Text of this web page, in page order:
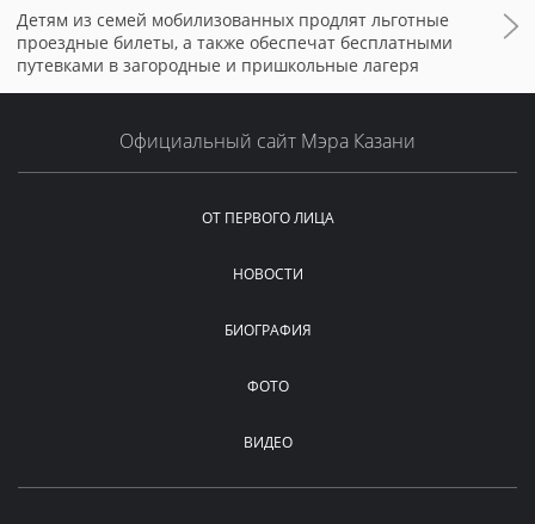
Детям из семей мобилизованных продлят льготные
проездные билеты, а также обеспечат бесплатными
путевками в загородные и пришкольные лагеря
Официальный сайт Мэра Казани
ОТ ПЕРВОГО ЛИЦА
НОВОСТИ
БИОГРАФИЯ
ФОТО
ВИДЕО